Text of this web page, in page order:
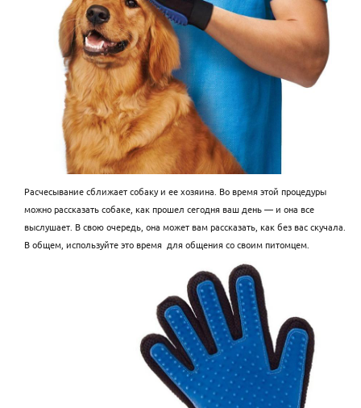
Расчесывание сближает собаку и ее хозяина. Во время этой процедуры
можно рассказать собаке, как прошел сегодня ваш день — и она все
выслушает. В свою очередь, она может вам рассказать, как без вас скучала.
В общем, используйте это время для общения со своим питомцем.